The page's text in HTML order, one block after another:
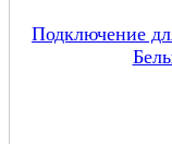
Подключение